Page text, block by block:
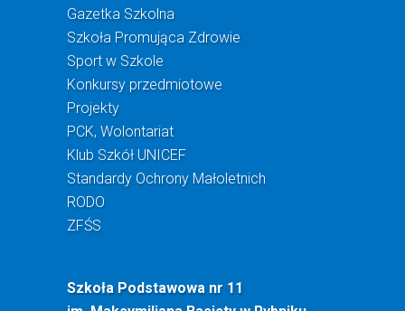
Gazetka Szkolna
Szkoła Promująca Zdrowie
Sport w Szkole
Konkursy przedmiotowe
Projekty
PCK, Wolontariat
Klub Szkół UNICEF
Standardy Ochrony Małoletnich
RODO
ZFŚS
Szkoła Podstawowa nr 11